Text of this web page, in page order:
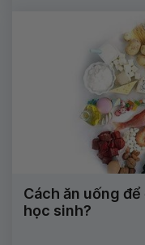
Cách ăn uống
học sinh?